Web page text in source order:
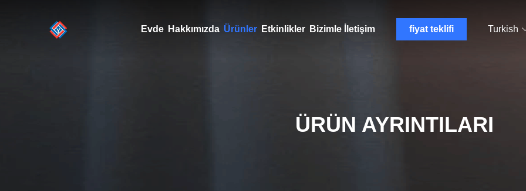
Evde Hakkımızda Ürünler Etkinlikler Bizimle İletişim fiyat teklifi Turkish
ÜRÜN AYRINTILARI